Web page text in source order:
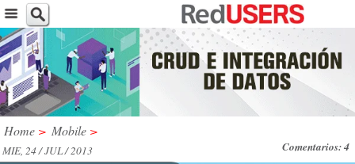
Home > Mobile >
Comentarios: 4
MIE, 24 / JUL / 2013